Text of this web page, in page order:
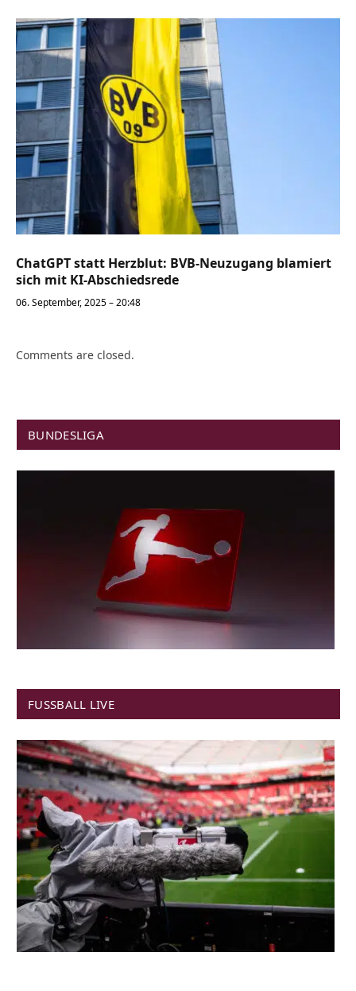
ChatGPT statt Herzblut: BVB-Neuzugang blamiert
sich mit KI-Abschiedsrede
06. September, 2025 – 20:48
Comments are closed.
BUNDESLIGA
FUSSBALL LIVE